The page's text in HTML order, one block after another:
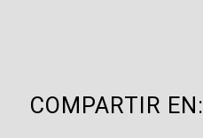
COMPARTIR EN: